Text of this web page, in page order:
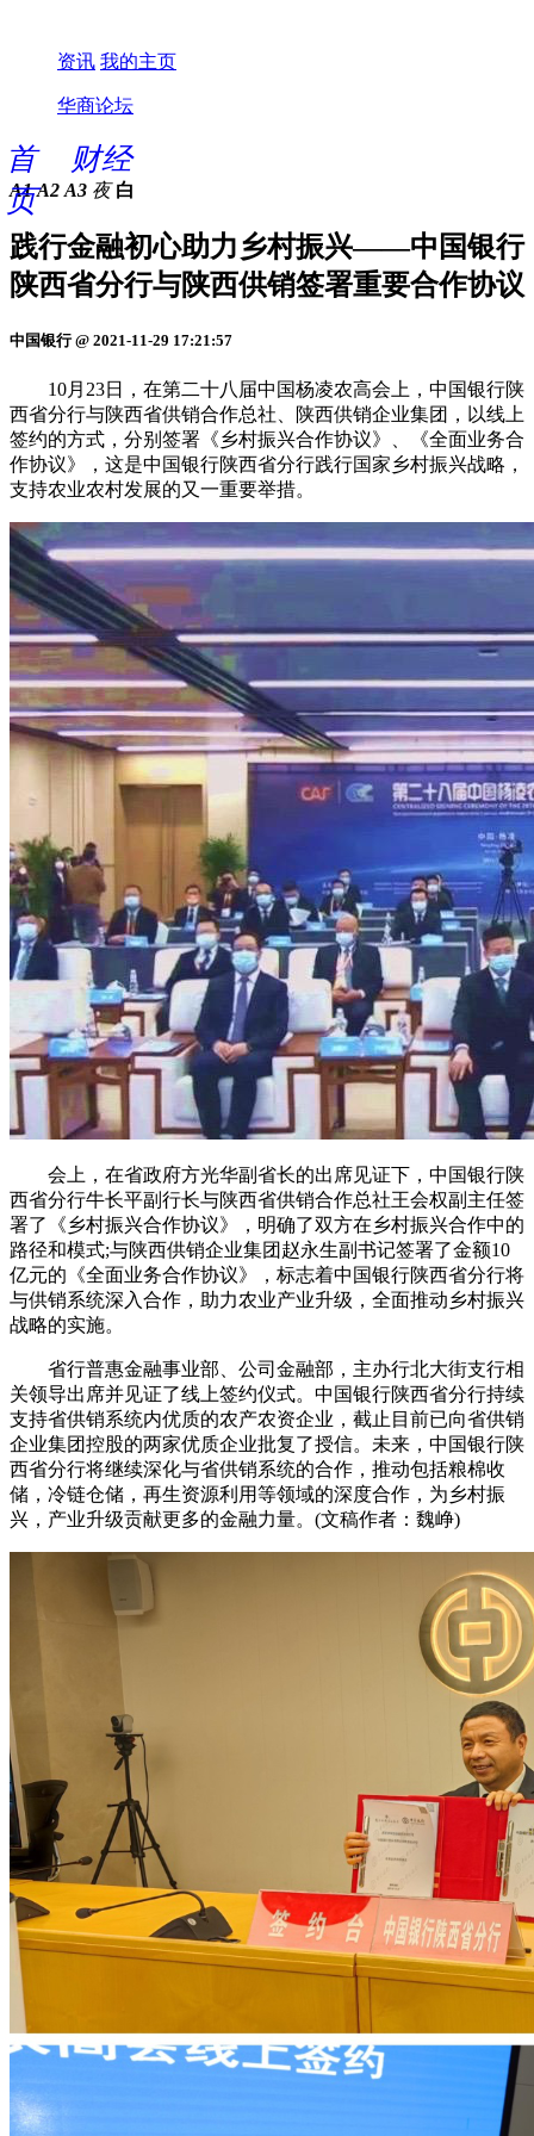
资讯 我的主页
华商论坛
首
页
财经
A1 A2 A3 夜 白
践行金融初心助力乡村振兴——中国银行
陕西省分行与陕西供销签署重要合作协议
中国银行 @ 2021-11-29 17:21:57
10月23日，在第二十八届中国杨凌农高会上，中国银行陕
西省分行与陕西省供销合作总社、陕西供销企业集团，以线上
签约的方式，分别签署《乡村振兴合作协议》、《全面业务合
作协议》，这是中国银行陕西省分行践行国家乡村振兴战略，
支持农业农村发展的又一重要举措。
会上，在省政府方光华副省长的出席见证下，中国银行陕
西省分行牛长平副行长与陕西省供销合作总社王会权副主任签
署了《乡村振兴合作协议》，明确了双方在乡村振兴合作中的
路径和模式;与陕西供销企业集团赵永生副书记签署了金额10
亿元的《全面业务合作协议》，标志着中国银行陕西省分行将
与供销系统深入合作，助力农业产业升级，全面推动乡村振兴
战略的实施。
省行普惠金融事业部、公司金融部，主办行北大街支行相
关领导出席并见证了线上签约仪式。中国银行陕西省分行持续
支持省供销系统内优质的农产农资企业，截止目前已向省供销
企业集团控股的两家优质企业批复了授信。未来，中国银行陕
西省分行将继续深化与省供销系统的合作，推动包括粮棉收
储，冷链仓储，再生资源利用等领域的深度合作，为乡村振
兴，产业升级贡献更多的金融力量。(文稿作者：魏峥)